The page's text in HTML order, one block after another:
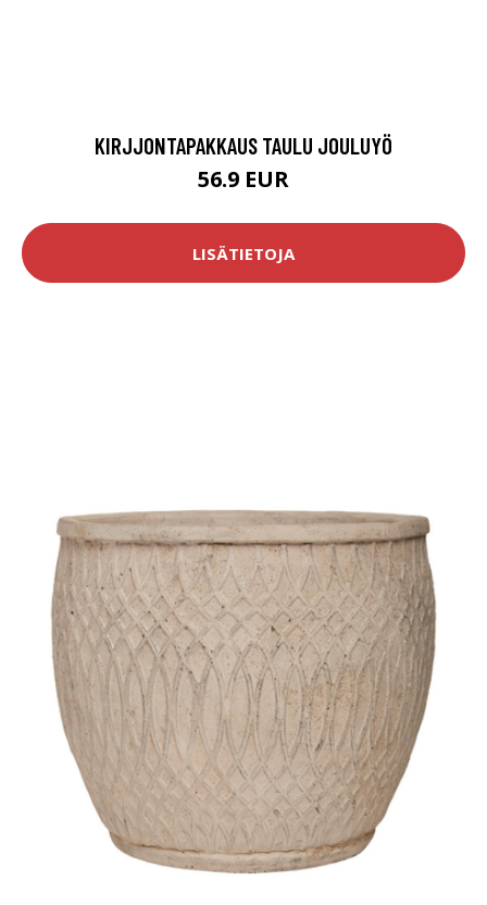
KIRJJONTAPAKKAUS TAULU JOULUYÖ
56.9 EUR
LISÄTIETOJA